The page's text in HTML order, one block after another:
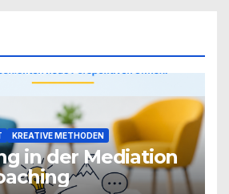
KREATIVE METHODEN
in der Mediation